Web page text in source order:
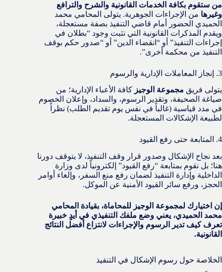
من ستقوم بكافة الخدمات القانونية والشرح والترافع
وغيرها من الإجراءات الجوهرية. يتولى المحامي محمد
الحميدي الحضور أمام قاضي التنفيذ بصفة مستعجلة،
ويقدم المذكرات القانونية التي تثبت وجود “بطلان في
إجراءات التنفيذ” أو “انقضاء الدين” أو “صدور حكم بوقف
التنفيذ من محكمة أخرى”.
3. إنجاز المعاملات الإدارية والرسوم
يتولى فريق مجموعة الوجيز كافة الأعباء الإدارية؛ من
صياغة الصحيفة، وتقدير الرسوم، والسداد، وإعلان الخصوم
في مدد قياسية (غالباً في نفس يوم تقديم الطلب) نظراً
لطبيعة الإشكالات المستعجلة.
4. المتابعة حتى رفع القيود
بعد نجاح الإشكال وصدور قرار وقف التنفيذ، لا يتوقف دورنا
هنا؛ بل نقوم بمتابعة “رفع القيود” إلكترونياً لدى وزارة
الداخلية وإدارة التنفيذ لضمان رفع منع السفر، وإلغاء أوامر
الحجز، ورفع سائر القيود الأمنية عن الموكل.
إن اختيارك لمجموعة الوجيز للمحاماة، بقيادة المحامي
محمد الحميدي، يعني وضع ملفك التنفيذي في أيدٍ خبيرة
تعرف كيف تدير الرسوم والإجراءات لانتزاع أفضل النتائج
القانونية.
الخلاصة حول رسوم الإشكال في التنفيذ